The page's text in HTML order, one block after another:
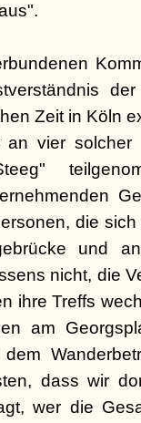
Zeit in Köln
vier
die
und
nicht, die
ihre Treffs
am
dass wir
wer die